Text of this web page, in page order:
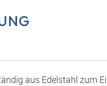
aus Edelstahl zum